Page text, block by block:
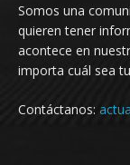
Somos una
quieren tener
acontece en
importa cuál sea
Contáctanos: